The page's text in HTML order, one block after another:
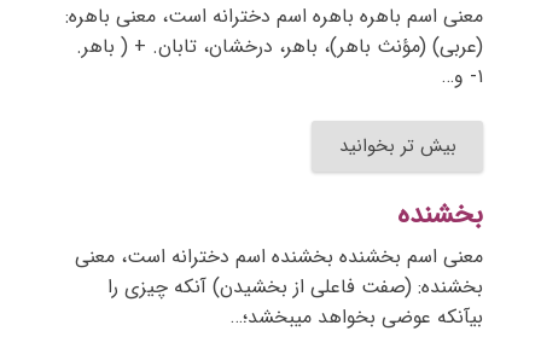
معنی اسم باهره باهره اسم دخترانه است، معنی باهره:
(عربی) (مؤنث باهر)، باهر، درخشان، تابان. + ( باهر.
۱- و…
بیش تر بخوانید
بخشنده
معنی اسم بخشنده بخشنده اسم دخترانه است، معنی
بخشنده: (صفت فاعلی از بخشیدن) آنکه چیزی را
بیآنکه عوضی بخواهد میبخشد؛…